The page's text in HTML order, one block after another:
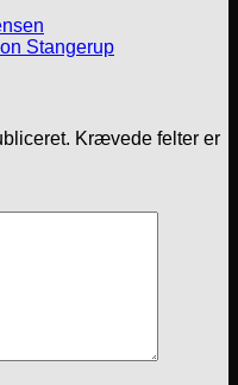
Stangerup
Krævede felter er